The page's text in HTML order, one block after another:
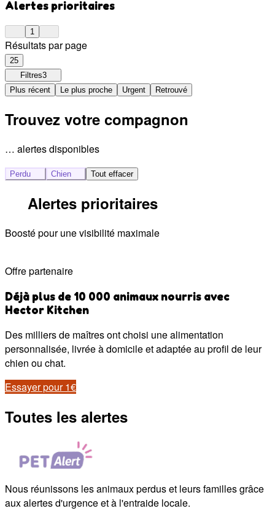
Alertes prioritaires
1
Résultats par page
25
Filtres3
Plus récent
Le plus proche Urgent Retrouvé
Trouvez votre compagnon
… alertes disponibles
Perdu Chien Tout effacer
Alertes prioritaires
Boosté pour une visibilité maximale
Offre partenaire
Déjà plus de 10 000 animaux nourris avec
Hector Kitchen
Des milliers de maîtres ont choisi une alimentation
personnalisée, livrée à domicile et adaptée au profil de leur
chien ou chat.
Essayer pour 1€
Toutes les alertes
Nous réunissons les animaux perdus et leurs familles grâce
aux alertes d'urgence et à l'entraide locale.